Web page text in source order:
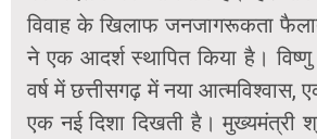
विवाह के खिलाफ जनजागरूकता फैलाते
ने एक आदर्श स्थापित किया है।
वर्ष में छत्तीसगढ़ में नया आत्मविश्वास,
एक नई दिशा दिखती है। मुख्यमंत्री